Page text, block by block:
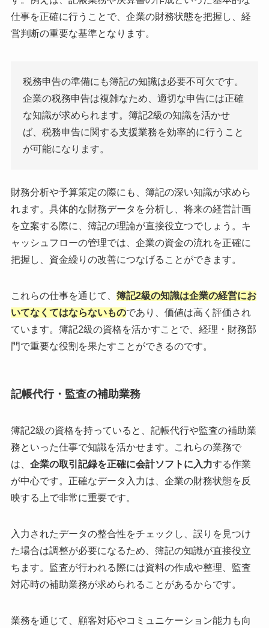
仕事を正確に行うことで、企業の財務状態を把握し、経
営判断の重要な基準となります。
税務申告の準備にも簿記の知識は必要不可欠です。
企業の税務申告は複雑なため、適切な申告には正確
な知識が求められます。簿記2級の知識を活かせ
ば、税務申告に関する支援業務を効率的に行うこと
が可能になります。
財務分析や予算策定の際にも、簿記の深い知識が求めら
れます。具体的な財務データを分析し、将来の経営計画
を立案する際に、簿記の理論が直接役立つでしょう。キ
ャッシュフローの管理では、企業の資金の流れを正確に
把握し、資金繰りの改善につなげることができます。
これらの仕事を通じて、 簿記2級の知識は企業の経営にお
いてなくてはならないものであり、価値は高く評価され
ています。簿記2級の資格を活かすことで、経理・財務部
門で重要な役割を果たすことができるのです。
記帳代行・監査の補助業務
簿記2級の資格を持っていると、記帳代行や監査の補助業
務といった仕事で知識を活かせます。これらの業務で
は、 企業の取引記録を正確に会計ソフトに入力する作業
が中心です。正確なデータ入力は、企業の財務状態を反
映する上で非常に重要です。
入力されたデータの整合性をチェックし、誤りを見つけ
た場合は調整が必要になるため、簿記の知識が直接役立
ちます。監査が行われる際には資料の作成や整理、監査
対応時の補助業務が求められることがあるからです。
業務を通じて、顧客対応やコミュニケーション能力も向